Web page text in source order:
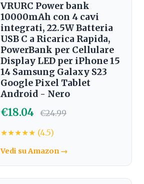
VRURC Power bank
10000mAh con 4 cavi
integrati, 22.5W Batteria
USB C a Ricarica Rapida,
PowerBank per Cellulare
Display LED per iPhone 15
14 Samsung Galaxy S23
Google Pixel Tablet
Android - Nero
€18.04
€24.99
★★★★★ (4.5)
Vedi su Amazon →